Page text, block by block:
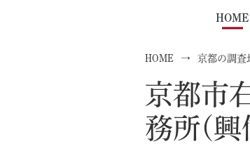
HOME
HOME 京都の調査
京都市
務所(興